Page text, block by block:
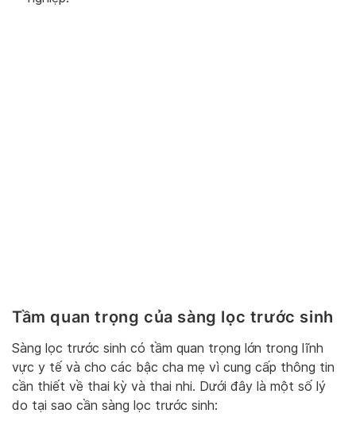
Tầm quan trọng của sàng lọc trước sinh
Sàng lọc trước sinh có tầm quan trọng lớn trong lĩnh
vực y tế và cho các bậc cha mẹ vì cung cấp thông tin
cần thiết về thai kỳ và thai nhi. Dưới đây là một số lý
do tại sao cần sàng lọc trước sinh: